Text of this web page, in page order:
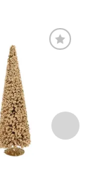
TOEVOEGEN
AAN JOUW
FAVORIETEN